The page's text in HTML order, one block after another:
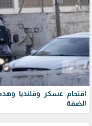
اقتحام عسكر وقلنديا
الضفة